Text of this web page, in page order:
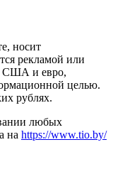
носит
рекламой или
США и евро,
целью.
рублях.
любых
на https://www.tio.by/